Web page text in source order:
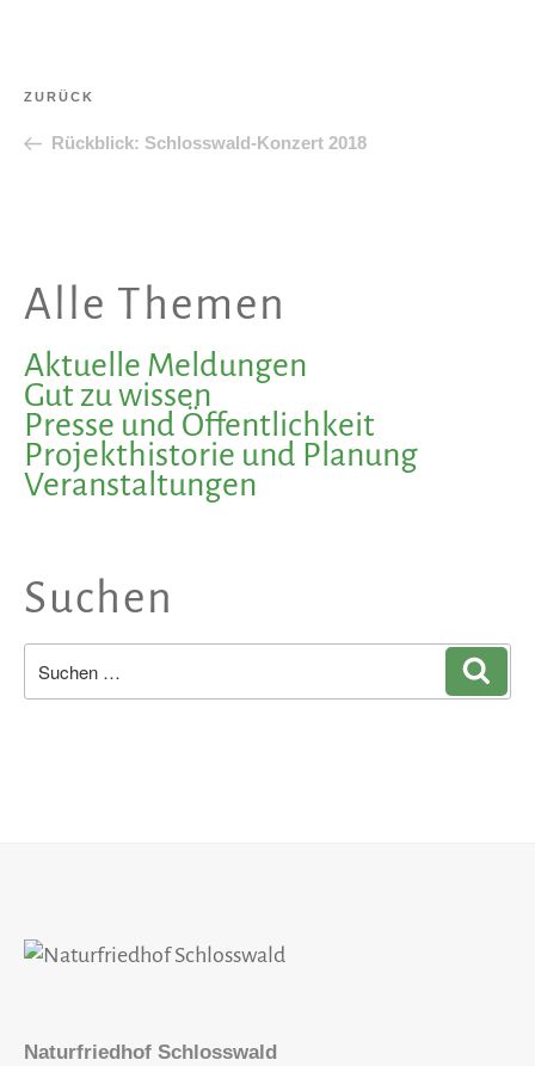
Beitragsnavigation
Vorheriger
ZURÜCK
Rückblick: Schlosswald-Konzert 2018
Alle Themen
Aktuelle Meldungen
Gut zu wissen
Presse und Öffentlichkeit
Projekthistorie und Planung
Veranstaltungen
Suchen
Naturfriedhof Schlosswald